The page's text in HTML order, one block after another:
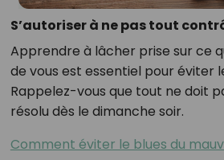
S’autoriser à ne pas tout
Apprendre à lâcher prise sur ce
de vous est essentiel pour éviter
Rappelez-vous que tout ne doit
résolu dès le dimanche soir.
Comment éviter le blues du